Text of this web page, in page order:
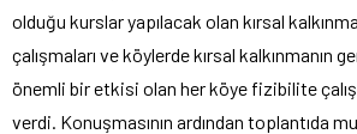
olduğu kurslar yapılacak olan kırsal
çalışmaları ve köylerde kırsal kalkınmanın
önemli bir etkisi olan her köye fizibilite
verdi. Konuşmasının ardından toplantıda